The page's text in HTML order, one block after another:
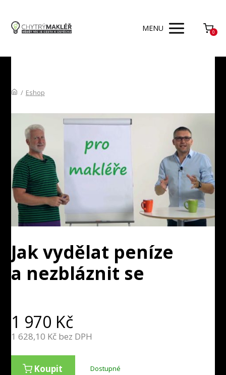
MENU 0
/ Eshop
Jak vydělat peníze
a nezbláznit se
1 970 Kč
1 628,10 Kč bez DPH
Koupit Dostupné